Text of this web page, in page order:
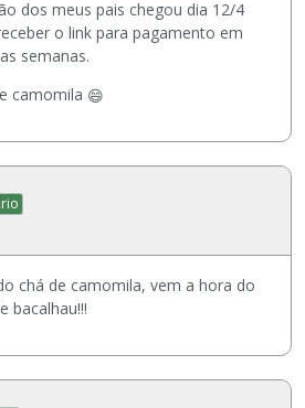
dos meus pais chegou dia 12/4
o link para pagamento em
semanas.
camomila 😄
chá de camomila, vem a hora do
bacalhau!!!